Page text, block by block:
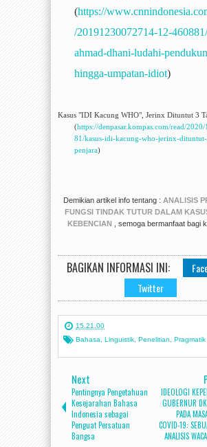
(https://
/20191230072714-12-
ahmad-dhani-ludahi-
hingga-umpatan-idiot)
Kasus "IDI Kacung WHO", Jerinx Dituntut 3
(https://denpasar.kompas.com/read/
81/kasus-idi-kacung-who-jerinx-
penjara)
Demikian artikel info tentang : ANALISIS
FUNGSI TINDAK TUTUR DALAM
KEBENCIAN
, semoga bermanfaat bagi
BAGIKAN INFORMASI INI:
Twitter
15.21.00
Bahasa
Linguistik Penelitian Pragmatik
Next
Pentingnya Pengetahuan
Kesejarahan Bahasa
Indonesia sebagai
Penguat Persatuan
Bangsa
IDEOLOGI
GUBERNUR
PADA
COVID-19:
ANALISIS